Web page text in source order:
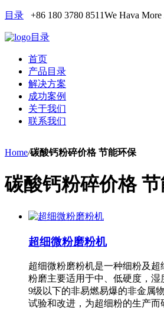
目录 +86 180 3780 8511We Hava More
目录
首页
产品目录
解决方案
成功案例
关于我们
联系我们
Home/碳酸钙粉碎价格 节能环保
碳酸钙粉碎价格
超细微粉磨粉机
超细微粉磨粉机是一种细粉及
粉磨主要适用于中、低硬度，湿
9级以下的非易燃易爆的非金属
试验和改进，为超细粉的生产而